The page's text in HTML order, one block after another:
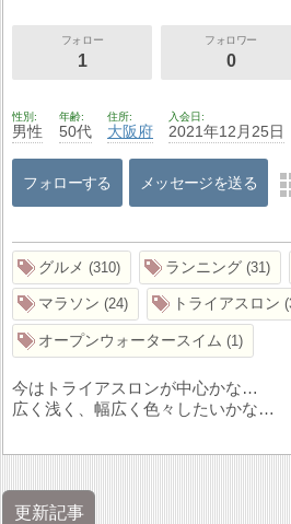
フォロー
1
フォロワー
0
性別
男性
年齢
50代
住所
大阪府
入会日
2021年12月25日
フォローする メッセージを送る
グルメ 310 ランニング 31
マラソン 24 トライアスロン
オープンウォータースイム 1
今はトライアスロンが中心かな…
広く浅く、幅広く色々したいかな…
更新記事